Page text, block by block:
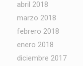
abril 2018
marzo 2018
febrero 2018
enero 2018
diciembre 2017